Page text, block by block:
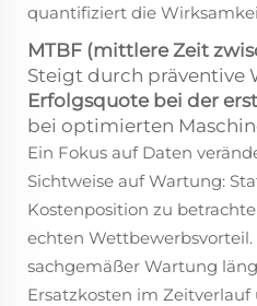
quantifiziert die
MTBF (mittlere Zeit
Steigt durch präventive
Erfolgsquote bei der
bei optimierten
Ein Fokus auf Daten
Sichtweise auf Wartung:
Kostenposition zu
echten
sachgemäßer Wartung
Ersatzkosten im Zeitverlauf